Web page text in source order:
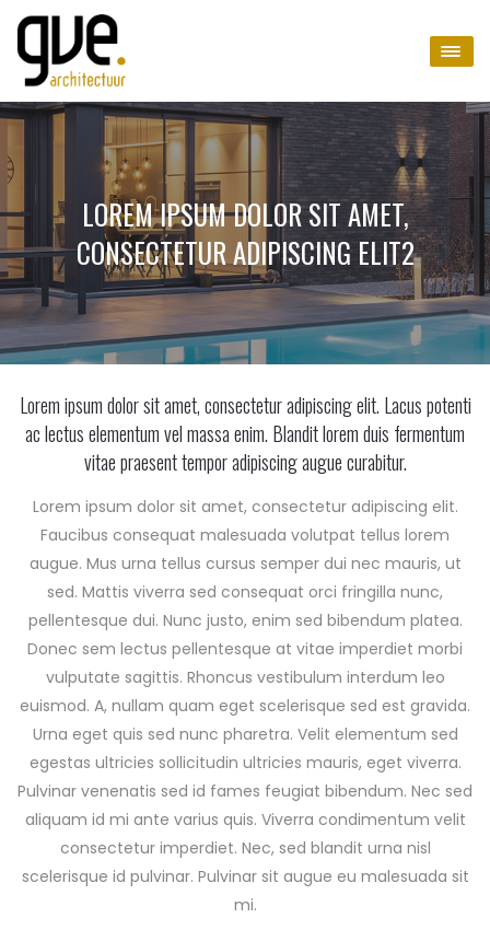
LOREM IPSUM DOLOR SIT AMET,
CONSECTETUR ADIPISCING ELIT2
Lorem ipsum dolor sit amet, consectetur adipiscing elit. Lacus potenti
ac lectus elementum vel massa enim. Blandit lorem duis fermentum
vitae praesent tempor adipiscing augue curabitur.
Lorem ipsum dolor sit amet, consectetur adipiscing elit.
Faucibus consequat malesuada volutpat tellus lorem
augue. Mus urna tellus cursus semper dui nec mauris, ut
sed. Mattis viverra sed consequat orci fringilla nunc,
pellentesque dui. Nunc justo, enim sed bibendum platea.
Donec sem lectus pellentesque at vitae imperdiet morbi
vulputate sagittis. Rhoncus vestibulum interdum leo
euismod. A, nullam quam eget scelerisque sed est gravida.
Urna eget quis sed nunc pharetra. Velit elementum sed
egestas ultricies sollicitudin ultricies mauris, eget viverra.
Pulvinar venenatis sed id fames feugiat bibendum. Nec sed
aliquam id mi ante varius quis. Viverra condimentum velit
consectetur imperdiet. Nec, sed blandit urna nisl
scelerisque id pulvinar. Pulvinar sit augue eu malesuada sit
mi.